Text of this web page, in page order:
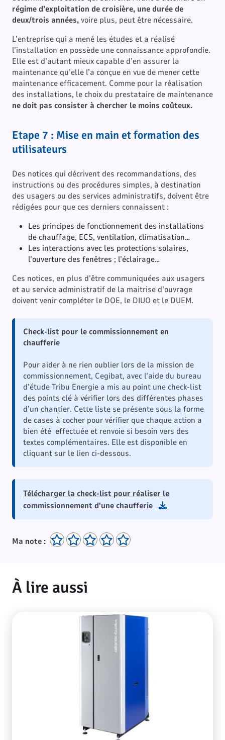
régime d’exploitation de croisière, une durée de
deux/trois années,voire plus, peut être nécessaire.
L’entreprise qui a mené les études et a réalisé
l’installation en possède une connaissance approfondie.
Elle est d’autant mieux capable d’en assurer la
maintenance qu’elle l’a conçue en vue de mener cette
maintenance efficacement. Comme pour la réalisation
des installations, le choix du prestataire de maintenance
ne doit pas consister à chercher le moins coûteux.
Etape 7 : Mise en main et formation des
utilisateurs
Des notices qui décrivent des recommandations, des
instructions ou des procédures simples, à destination
des usagers ou des services administratifs, doivent être
rédigées pour que ces derniers connaissent :
Les principes de fonctionnement des installations
de chauffage, ECS, ventilation, climatisation…
Les interactions avec les protections solaires,
l’ouverture des fenêtres ; l’éclairage…
Ces notices, en plus d’être communiquées aux usagers
et au service administratif de la maitrise d’ouvrage
doivent venir compléter le DOE, le DIUO et le DUEM.
Check-list pour le commissionnement en
chaufferie
Pour aider à ne rien oublier lors de la mission de
commissionnement, Cegibat, avec l’aide du bureau
d’étude Tribu Energie a mis au point une check-list
des points clé à vérifier lors des différentes phases
d’un chantier. Cette liste se présente sous la forme
de cases à cocher pour vérifier que chaque action a
bien été effectuée et renvoie si besoin vers des
textes complémentaires. Elle est disponible en
cliquant sur le lien ci-dessous.
Télécharger la check-list pour réaliser le
commissionnement d'une chaufferie
Ma note :
À lire aussi